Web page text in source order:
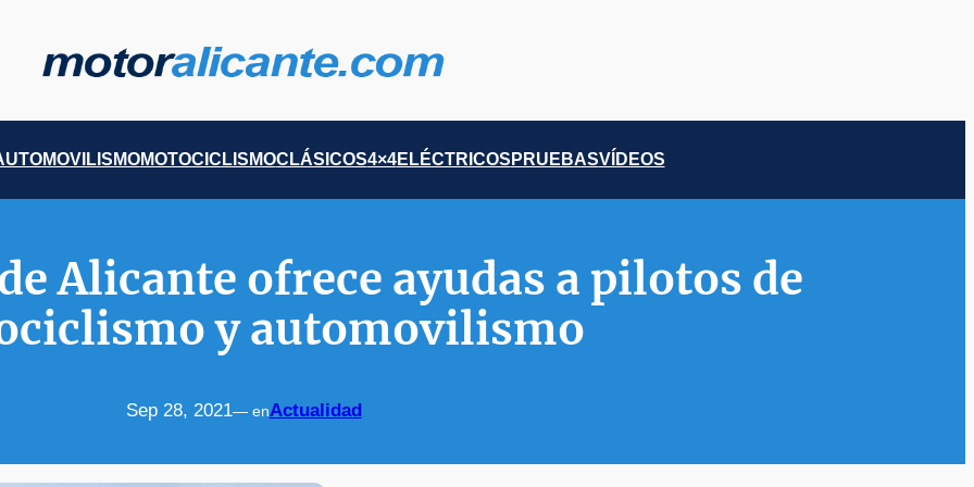
MOTOCICLISMOCLÁSICOS4×4ELÉCTRICOS PRUEBASVÍDEOS
Alicante ofrece ayudas a pilotos de
y automovilismo
Sep 28, 2021— enActualidad